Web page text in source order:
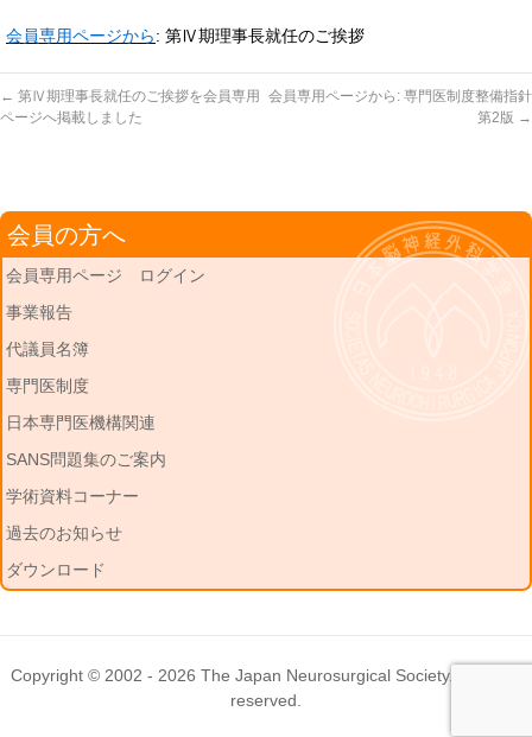
会員専用ページから: 第Ⅳ期理事長就任のご挨拶
← 第Ⅳ期理事長就任のご挨拶を会員専用
ページへ掲載しました
会員専用ページから: 専門医制度整備指針
第2版 →
会員の方へ
会員専用ページ ログイン
事業報告
代議員名簿
専門医制度
日本専門医機構関連
SANS問題集のご案内
学術資料コーナー
過去のお知らせ
ダウンロード
Copyright © 2002 - 2026 The Japan Neurosurgical Society. All rights
reserved.